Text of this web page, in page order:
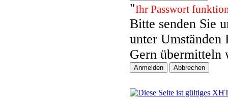
"Ihr Passwort
Bitte senden Sie
unter Umständen
Gern übermitteln